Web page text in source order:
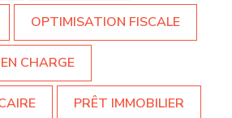
OPTIMISATION FISCALE
CHARGE
PRÊT IMMOBILIER